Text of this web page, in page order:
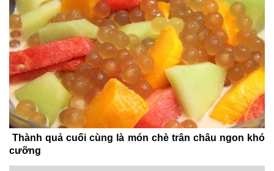
Thành quả cuối cùng là món chè trân châu ngon khó
cưỡng